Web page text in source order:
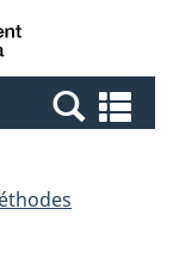
Canada
et